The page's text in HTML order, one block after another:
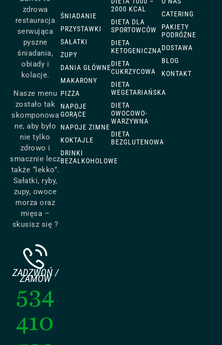
zdrowa
restauracja
serwująca
pyszne
śniadania,
obiady i
kolacje.
Nasze menu
zostało tak
skomponowa
ne, aby było
nie tylko
zdrowo i
smacznie lecz
także “lekko”.
Sałatki, ryby,
zupy, owoce
morza oraz
mięsa –
skusisz się ?
ZADZWOŃ /
ZAMÓW
534
410
ŚNIADANIE
PRZYSTAWKI
SAŁATKI
ZUPY
DANIA GŁÓWNE
MAKARONY
PIZZA
NAPOJE
GORĄCE
NAPOJE ZIMNE
KOKTAJLE
DRINKI
BEZALKOHOLOWE
2000 KCAL
DIETA DLA
SPORTOWCÓW
DIETA
KETOGENICZNA
DIETA
CUKRZYCOWA
DIETA
WEGETARIAŃSKA
DIETA
OWOCOWO-
WARZYWNA
DIETA
BEZGLUTENOWA
CATERING
PAKIETY
PODRÓŻNE
DOSTAWA
BLOG
KONTAKT